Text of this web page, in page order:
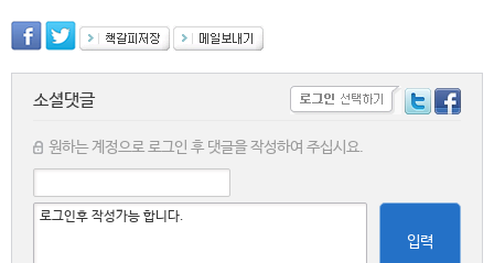
소셜댓글
원하는 계정으로 로그인 후 댓글을 작성하여 주십시요.
입력